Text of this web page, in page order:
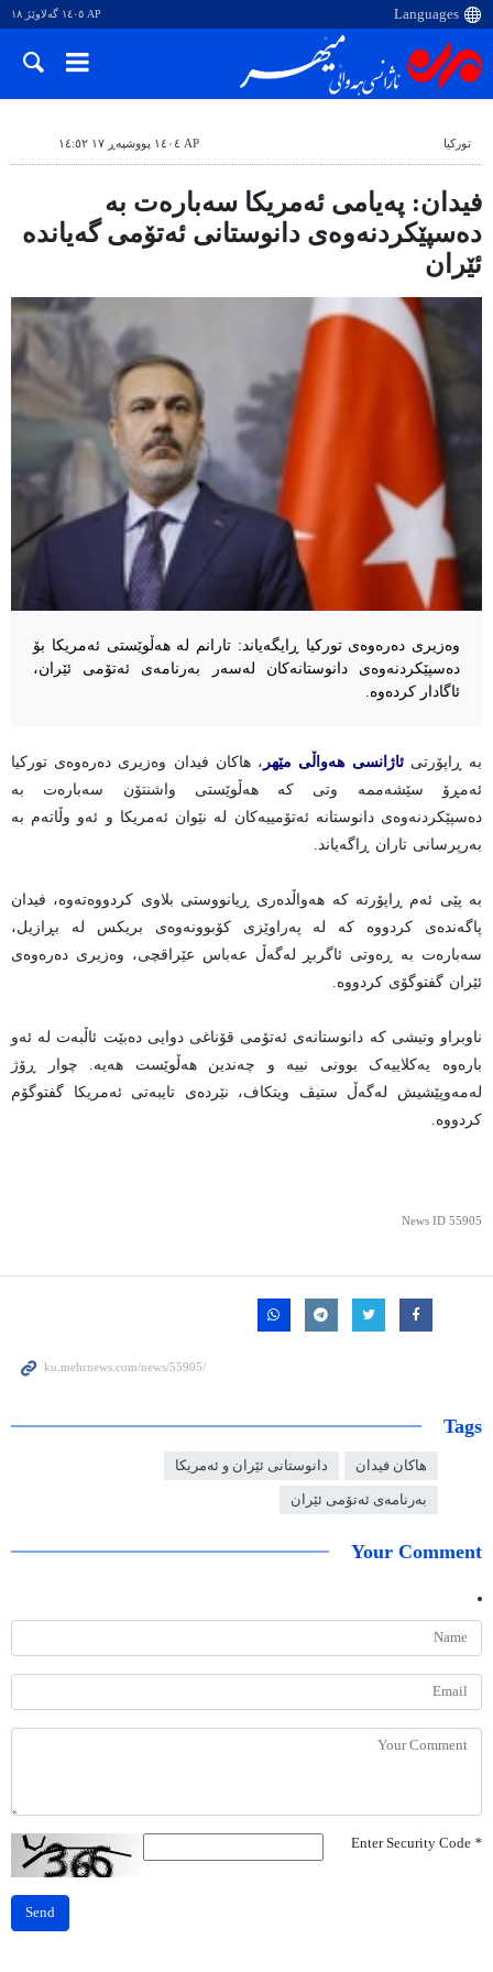
AP ١٤٠٥ گەلاوێژ ١٨
تورکیا AP ١٤٠٤ پووشپەڕ ١٧ ١٤:٥٢
فیدان: پەیامی ئەمریکا سەبارەت بە
دەسپێکردنەوەی دانوستانی ئەتۆمی گەیاندە
ئێران
وەزیری دەرەوەی تورکیا ڕایگەیاند: تارانم لە هەڵوێستی ئەمریکا بۆ
دەسپێکردنەوەی دانوستانەکان لەسەر بەرنامەی ئەتۆمی ئێران،
ئاگادار کردەوە.
بە ڕاپۆرتی ئاژانسی هەواڵی مێهر ، هاکان فیدان وەزیری دەرەوەی تورکیا
ئەمڕۆ سێشەممە وتی کە هەڵوێستی واشنتۆن سەبارەت بە
دەسپێکردنەوەی دانوستانە ئەتۆمییەکان لە نێوان ئەمریکا و ئەو وڵاتەم بە
بەرپرسانی تاران ڕاگەیاند.
بە پێی ئەم ڕاپۆرتە کە هەواڵدەری ڕیانووستی بلاوی کردووەتەوە، فیدان
پاگەندەی کردووە کە لە پەراوێزی کۆبوونەوەی بریکس لە بڕازیل،
سەبارەت بە ڕەوتی ئاگربڕ لەگەڵ عەباس عێراقچی، وەزیری دەرەوەی
ئێران گفتوگۆی کردووە.
ناوبراو وتیشی کە دانوستانەی ئەتۆمی قۆناغی دوایی دەبێت ئاڵبەت لە ئەو
بارەوە یەکلاییەک بوونی نییە و چەندین هەڵوێست هەیە. چوار ڕۆژ
لەمەوپێشیش لەگەڵ ستیڤ ویتکاف، نێردەی تایبەتی ئەمریکا گفتوگۆم
کردووە.
News ID 55905
Tags
هاکان فیدان دانوستانی ئێران و ئەمریکا
بەرنامەی ئەتۆمی ئێران
Your Comment
*
Send